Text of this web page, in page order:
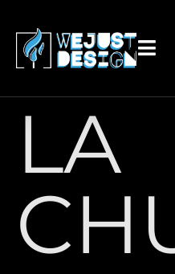
LA